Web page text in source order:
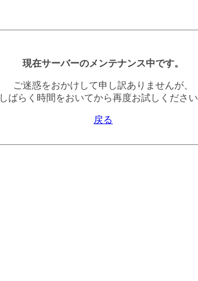
現在サーバーのメンテナンス中です。
ご迷惑をおかけして申し訳ありませんが、
しばらく時間をおいてから再度お試しください
戻る